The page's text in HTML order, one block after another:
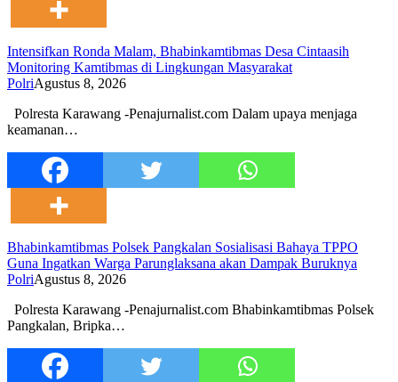
Intensifkan Ronda Malam, Bhabinkamtibmas Desa Cintaasih
Monitoring Kamtibmas di Lingkungan Masyarakat
PolriAgustus 8, 2026
Polresta Karawang -Penajurnalist.com Dalam upaya menjaga
keamanan…
Bhabinkamtibmas Polsek Pangkalan Sosialisasi Bahaya TPPO
Guna Ingatkan Warga Parunglaksana akan Dampak Buruknya
PolriAgustus 8, 2026
Polresta Karawang -Penajurnalist.com Bhabinkamtibmas Polsek
Pangkalan, Bripka…